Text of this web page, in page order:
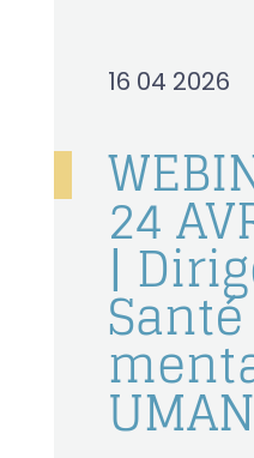
16 04 2026
24
|
Santé